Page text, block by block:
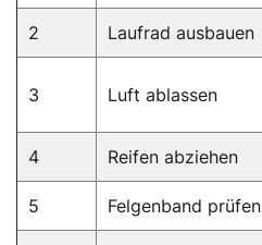
2 Laufrad ausbauen
3 Luft ablassen
4 Reifen abziehen
5 Felgenband prüfen